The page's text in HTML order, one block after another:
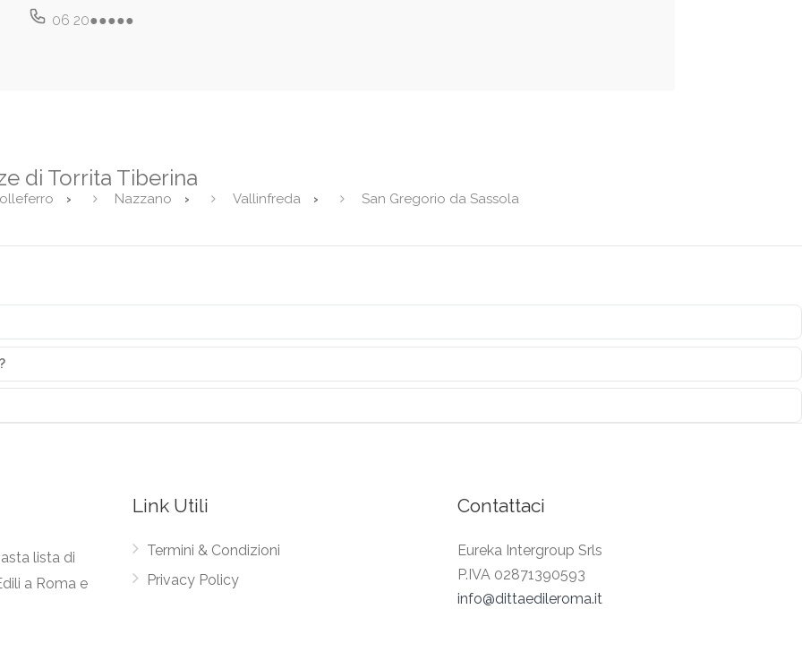
06 20●●●●●
di Torrita Tiberina
Nazzano Vallinfreda San Gregorio da Sassola
lista di
a Roma e
Link Utili
Termini & Condizioni
Privacy Policy
Contattaci
Eureka Intergroup Srls
P.IVA 02871390593
info@dittaedileroma.it